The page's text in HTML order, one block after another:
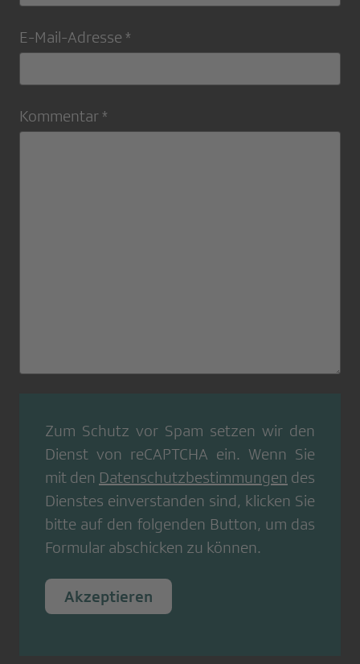
E-Mail-Adresse *
Kommentar *
Zum Schutz vor Spam setzen wir den
Dienst von reCAPTCHA ein. Wenn Sie
mit den Datenschutzbestimmungen des
Dienstes einverstanden sind, klicken Sie
bitte auf den folgenden Button, um das
Formular abschicken zu können.
Akzeptieren